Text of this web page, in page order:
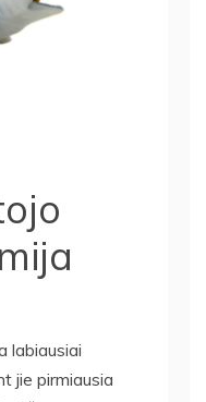
labiausiai
jie pirmiausia